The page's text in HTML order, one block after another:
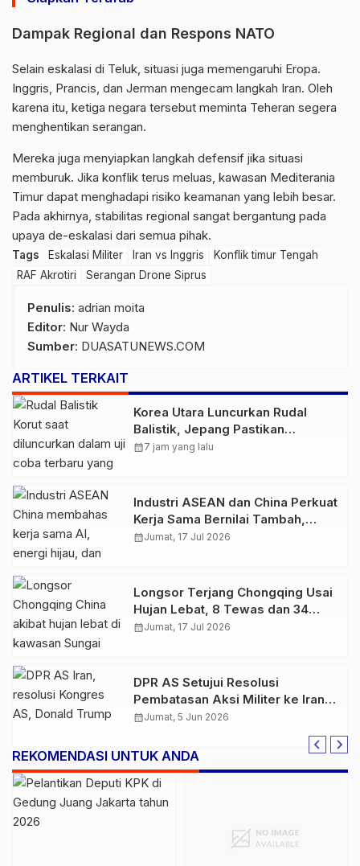
Dampak Regional dan Respons NATO
Selain eskalasi di Teluk, situasi juga memengaruhi Eropa.
Inggris, Prancis, dan Jerman mengecam langkah Iran. Oleh
karena itu, ketiga negara tersebut meminta Teheran segera
menghentikan serangan.
Mereka juga menyiapkan langkah defensif jika situasi
memburuk. Jika konflik terus meluas, kawasan Mediterania
Timur dapat menghadapi risiko keamanan yang lebih besar.
Pada akhirnya, stabilitas regional sangat bergantung pada
upaya de-eskalasi dari semua pihak.
Tags Eskalasi Militer Iran vs Inggris
Konflik timur Tengah
RAF Akrotiri
Serangan Drone Siprus
Penulis: adrian moita
Editor: Nur Wayda
Sumber: DUASATUNEWS.COM
ARTIKEL TERKAIT
Korea Utara Luncurkan Rudal
Balistik, Jepang Pastikan
Wilayahnya Aman
calendar_month7 jam yang lalu
Industri ASEAN dan China Perkuat
Kerja Sama Bernilai Tambah,
Fokus AI hingga Energi Hijau
calendar_monthJumat, 17 Jul 2026
Longsor Terjang Chongqing Usai
Hujan Lebat, 8 Tewas dan 34
Orang Masih Hilang
calendar_monthJumat, 17 Jul 2026
DPR AS Setujui Resolusi
Pembatasan Aksi Militer ke Iran,
Tekanan Politik untuk Trump
calendar_monthJumat, 5 Jun 2026
REKOMENDASI UNTUK ANDA